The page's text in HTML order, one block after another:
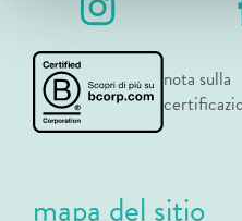
nota sulla
mapa del sitio